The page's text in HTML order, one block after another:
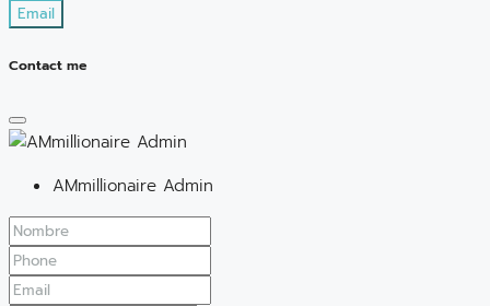
Email
Contact me
AMmillionaire Admin